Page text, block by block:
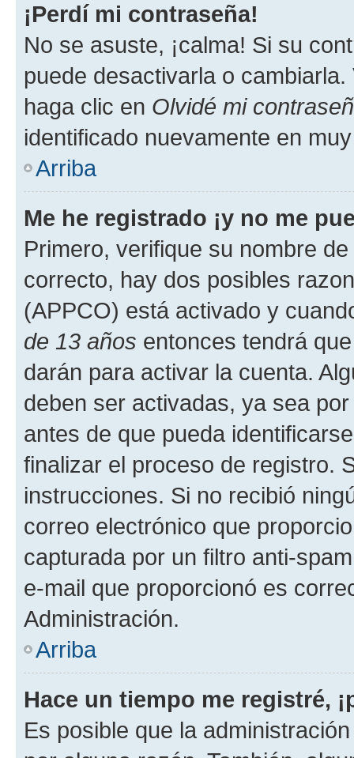
¡Perdí mi contraseña!
No se asuste, ¡calma! Si su
puede desactivarla o
haga clic en Olvidé mi
identificado nuevamente en
Arriba
Me he registrado ¡y no me
Primero, verifique su nombre
correcto, hay dos posibles
(APPCO) está activado y
de 13 años entonces tendrá
darán para activar la cuenta.
deben ser activadas, ya sea
antes de que pueda
finalizar el proceso de registro.
instrucciones. Si no recibió
correo electrónico que
capturada por un filtro anti-
e-mail que proporcionó es
Administración.
Arriba
Hace un tiempo me registré,
Es posible que la